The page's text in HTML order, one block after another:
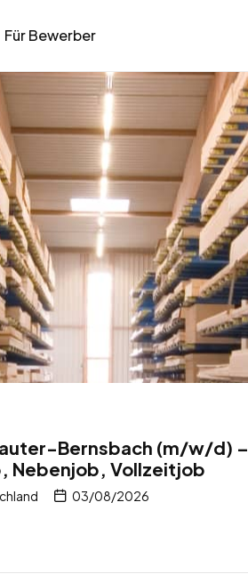
Für Bewerber
Bernsbach (m/w/d) –
Nebenjob, Vollzeitjob
03/08/2026